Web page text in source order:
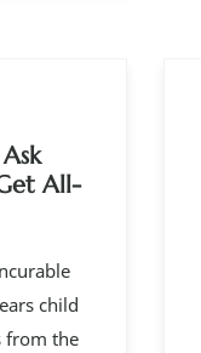
All-
child
from the